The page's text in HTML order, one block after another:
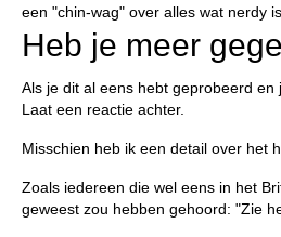
een "chin-wag" over alles wat nerdy is.
Heb je meer
Als je dit al eens hebt geprobeerd en
Laat een reactie achter.
Misschien heb ik een detail over het
Zoals iedereen die wel eens in het
geweest zou hebben gehoord: "Zie